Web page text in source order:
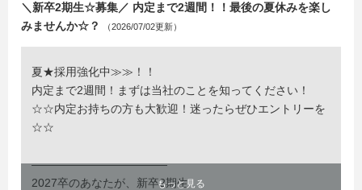
＼新卒2期生☆募集／ 内定まで2週間！！最後の夏休みを楽し
みませんか☆？
（2026/07/02更新）
夏★採用強化中≫≫！！
内定まで2週間！まずは当社のことを知ってください！
☆☆内定お持ちの方も大歓迎！迷ったらぜひエントリーを
☆☆
――――――――――――
2027卒のあなたが、新卒2期生
もっと見る